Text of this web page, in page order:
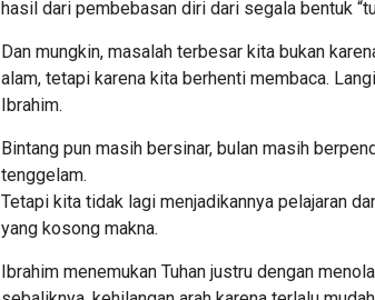
hasil dari pembebasan diri dari segala bentuk
Dan mungkin, masalah terbesar kita bukan
alam, tetapi karena kita berhenti membaca.
Ibrahim.
Bintang pun masih bersinar, bulan masih
tenggelam.
Tetapi kita tidak lagi menjadikannya pelajaran
yang kosong makna.
Ibrahim menemukan Tuhan justru dengan